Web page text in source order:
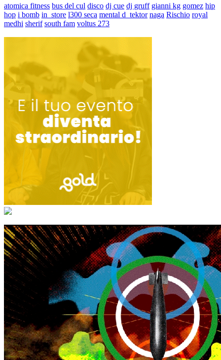
atomica fitness bus del cul disco dj cue dj gruff gianni kg gomez hip
hop i bomb in_store l300 seca mental d_tektor naga Rischio royal
medhi sherif south fam voltus 273